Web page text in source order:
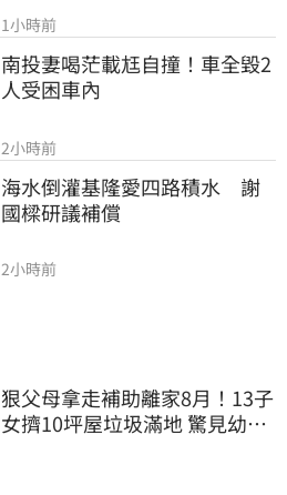
1小時前
南投妻喝茫載尪自撞！車全毀2
人受困車內
2小時前
海水倒灌基隆愛四路積水　謝
國樑研議補償
2小時前
狠父母拿走補助離家8月！13子
女擠10坪屋垃圾滿地 驚見幼童